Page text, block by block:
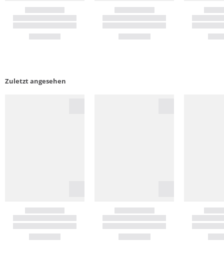
Zuletzt angesehen